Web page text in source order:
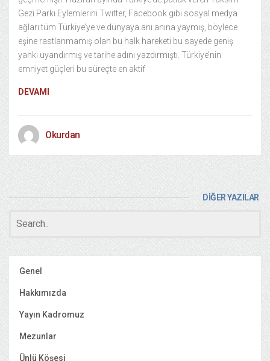
Gezi Parkı Eylemlerini Twitter, Facebook gibi sosyal medya
ağları tüm Türkiye’ye ve dünyaya anı anına yaymış, böylece
eşine rastlanmamış olan bu halk hareketi bu sayede geniş
yankı uyandırmış ve tarihe adını yazdırmıştı. Türkiye’nin
emniyet güçleri bu süreçte en aktif
DEVAMI
Okurdan
DİĞER YAZILAR
Genel
Hakkımızda
Yayın Kadromuz
Mezunlar
Ünlü Köşesi